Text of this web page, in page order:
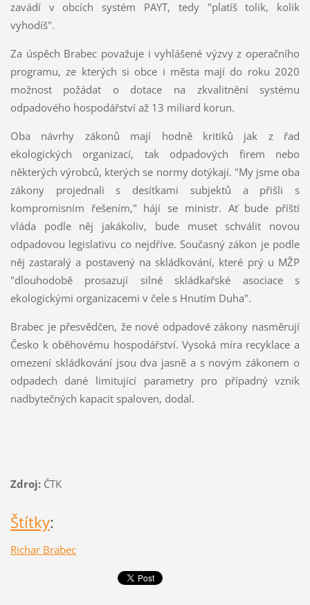
zavádí v obcích systém PAYT, tedy "platíš tolik, kolik
vyhodíš".
Za úspěch Brabec považuje i vyhlášené výzvy z operačního
programu, ze kterých si obce i města mají do roku 2020
možnost požádat o dotace na zkvalitnění systému
odpadového hospodářství až 13 miliard korun.
Oba návrhy zákonů mají hodně kritiků jak z řad
ekologických organizací, tak odpadových firem nebo
některých výrobců, kterých se normy dotýkají. "My jsme oba
zákony projednali s desítkami subjektů a přišli s
kompromisním řešením," hájí se ministr. Ať bude příští
vláda podle něj jakákoliv, bude muset schválit novou
odpadovou legislativu co nejdříve. Současný zákon je podle
něj zastaralý a postavený na skládkování, které prý u MŽP
"dlouhodobě prosazují silné skládkařské asociace s
ekologickými organizacemi v čele s Hnutím Duha".
Brabec je přesvědčen, že nové odpadové zákony nasměrují
Česko k oběhovému hospodářství. Vysoká míra recyklace a
omezení skládkování jsou dva jasně a s novým zákonem o
odpadech dané limitující parametry pro případný vznik
nadbytečných kapacit spaloven, dodal.
Zdroj:ČTK
Štítky:
Richar Brabec